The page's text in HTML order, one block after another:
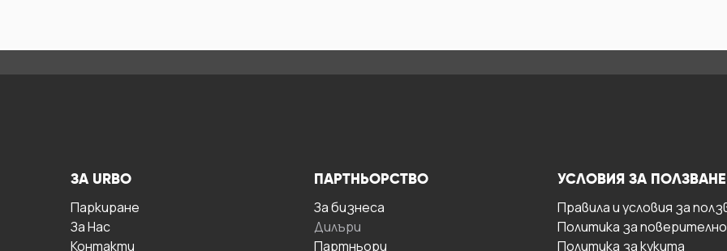
ЗА URBO
Паркиране
За Hас
Контакти
ПАРТНЬОРСТВО
За бизнесa
Дилъри
Партньори
УСЛОВИЯ ЗА ПОЛЗВАНЕ
Правила и условия за
Политика за
Политика за кукита